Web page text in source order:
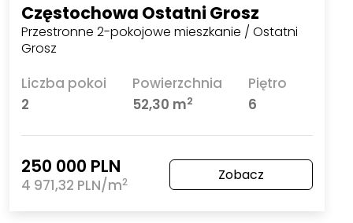
Częstochowa Ostatni Grosz
Przestronne 2-pokojowe mieszkanie / Ostatni
Grosz
Liczba pokoi
2
Powierzchnia
52,30 m2
Piętro
6
250 000 PLN
4 971,32 PLN/m2 Zobacz